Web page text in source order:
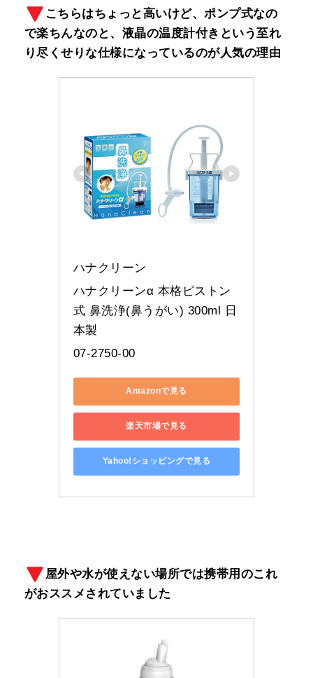
こちらはちょっと高いけど、ポンプ式なの
で楽ちんなのと、液晶の温度計付きという至れ
り尽くせりな仕様になっているのが人気の理由
ハナクリーン
ハナクリーンα 本格ピストン
式 鼻洗浄(鼻うがい) 300ml 日
本製
07-2750-00
Amazonで見る
楽天市場で見る
Yahoo!ショッピングで見る
屋外や水が使えない場所では携帯用のこれ
がおススメされていました